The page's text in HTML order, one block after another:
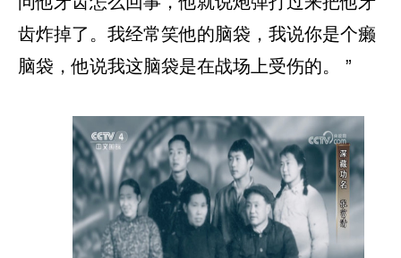
齿炸掉了。我经常笑他的脑袋，我说你是个癞
脑袋，他说我这脑袋是在战场上受伤的。 ”